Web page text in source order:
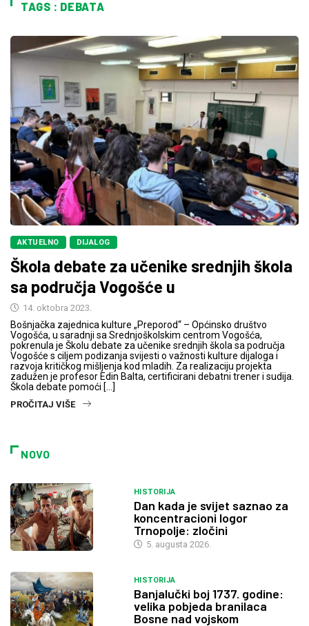
TAGS : DEBATA
AKTUELNO DIJALOG
Škola debate za učenike srednjih škola
sa područja Vogošće u
14. oktobra 2023.
Bošnjačka zajednica kulture „Preporod“ – Općinsko društvo
Vogošća, u saradnji sa Srednjoškolskim centrom Vogošća,
pokrenula je Školu debate za učenike srednjih škola sa područja
Vogošće s ciljem podizanja svijesti o važnosti kulture dijaloga i
razvoja kritičkog mišljenja kod mladih. Za realizaciju projekta
zadužen je profesor Edin Balta, certificirani debatni trener i sudija.
Škola debate pomoći […]
PROČITAJ VIŠE
NOVO
HISTORIJA
Dan kada je svijet saznao za
koncentracioni logor
Trnopolje: zločini
5. augusta 2026.
HISTORIJA
Banjalučki boj 1737. godine:
velika pobjeda branilaca
Bosne nad vojskom